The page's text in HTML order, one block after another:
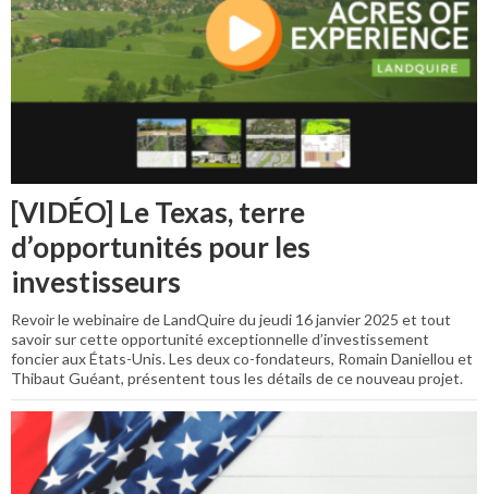
[VIDÉO] Le Texas, terre
d’opportunités pour les
investisseurs
Revoir le webinaire de LandQuire du jeudi 16 janvier 2025 et tout
savoir sur cette opportunité exceptionnelle d’investissement
foncier aux États-Unis. Les deux co-fondateurs, Romain Daniellou et
Thibaut Guéant, présentent tous les détails de ce nouveau projet.